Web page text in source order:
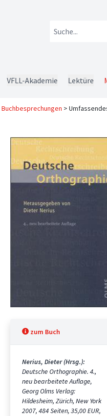
VFLL-Akademie Lektüre
Buchbesprechungen >
zum Buch
Nerius, Dieter (Hrsg.):
Deutsche Orthographie. 4.,
neu bearbeitete Auflage,
Georg Olms Verlag:
Hildesheim, Zürich, New York
2007, 484 Seiten, 35,00 EUR,